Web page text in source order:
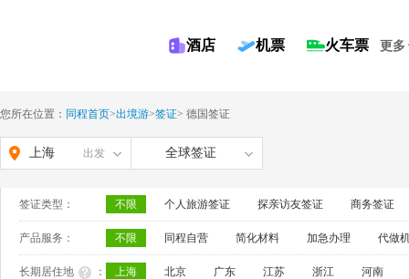
酒店 机票 火车票 更多
您所在位置： 同程首页>出境游>签证> 德国签证
上海 出发 全球签证
签证类型： 不限 个人旅游签证 探亲访友签证 商务签证
产品服务： 不限 同程自营 简化材料 加急办理 代做
长期居住地 ： 上海 北京 广东 江苏 浙江
河南